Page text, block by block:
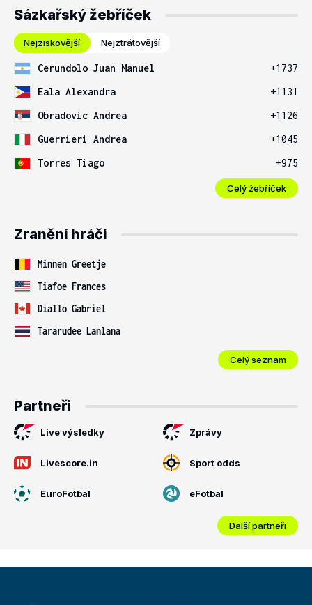
Sázkařský žebříček
Nejziskovější Nejztrátovější
Cerundolo Juan Manuel
+1737
Eala Alexandra
+1131
Obradovic Andrea
+1126
Guerrieri Andrea
+1045
Torres Tiago
+975
Celý žebříček
Zranění hráči
Minnen Greetje
Tiafoe Frances
Diallo Gabriel
Tararudee Lanlana
Celý seznam
Partneři
Live výsledky Zprávy
Livescore.in Sport odds
EuroFotbal eFotbal
Další partneři